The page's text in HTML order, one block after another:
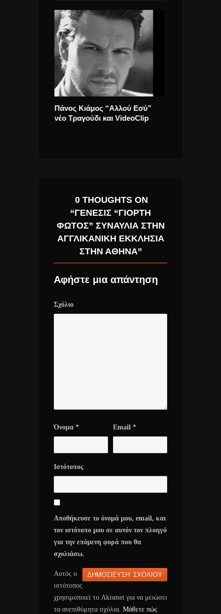
Πάνος Κιάμος “Αλλού Εσύ”
νέο Τραγούδι και VideoClip
0 THOUGHTS ON
“ΓΈΝΕΣΙΣ “ΓΙΟΡΤΉ
ΦΩΤΌΣ” ΣΥΝΑΥΛΊΑ ΣΤΗΝ
ΑΓΓΛΙΚΑΝΙΚΉ ΕΚΚΛΗΣΊΑ
ΣΤΗΝ ΑΘΉΝΑ”
Αφήστε μια απάντηση
Σχόλιο
Όνομα * Email *
Ιστότοπος
Αποθήκευσε το όνομά μου, email, και
τον ιστότοπο μου σε αυτόν τον πλοηγό
για την επόμενη φορά που θα
σχολιάσω.
Αυτός ο
ιστότοπος
χρησιμοποιεί το Akismet για να μειώσει
τα ανεπιθύμητα σχόλια. Μάθετε πώς